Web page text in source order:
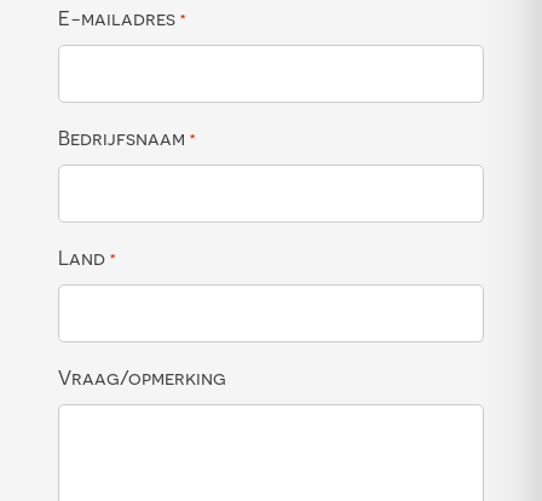
E-mailadres *
Bedrijfsnaam *
Land *
Vraag/opmerking